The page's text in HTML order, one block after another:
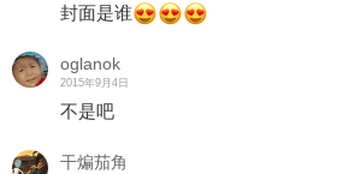
封面是谁
oglanok
2015年9月4日
不是吧
干煸茄角